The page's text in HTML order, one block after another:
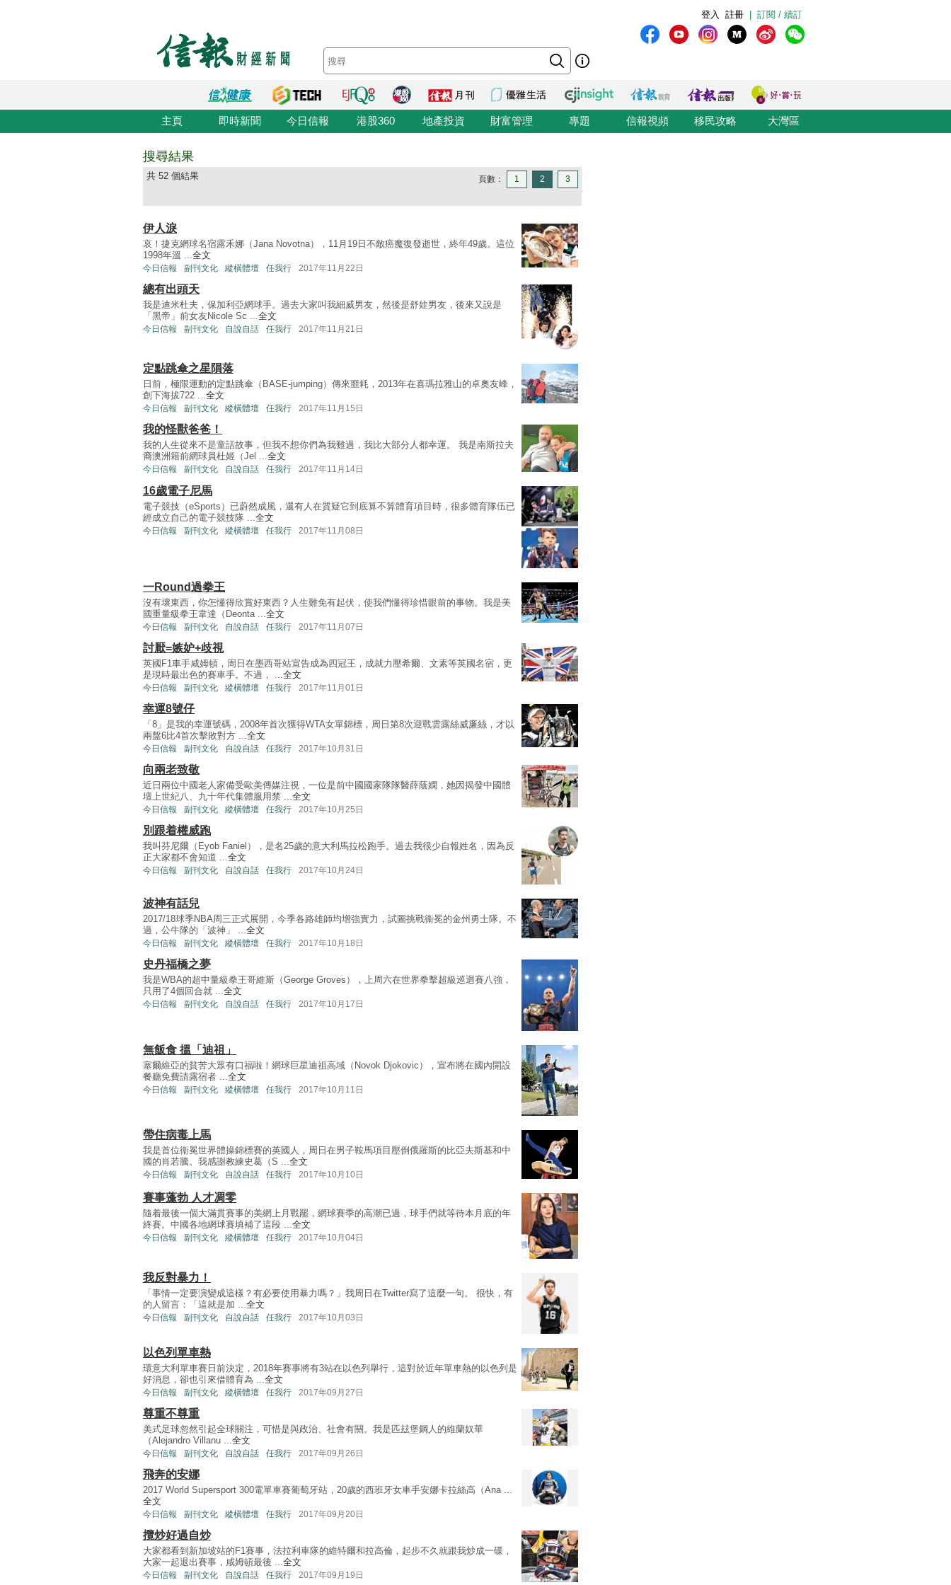
訂閱 / 續訂
註冊
登入
主頁 即時新聞 今日信報 港股360 地產投資 財富管理 專題 信報視頻 移民攻略 大灣區
搜尋結果
共 52 個結果 頁數： 1 2 3
伊人淚
哀！捷克網球名宿露禾娜（Jana Novotna），11月19日不敵癌魔復發逝世，終年49歲。這位
1998年溫 ...全文
今日信報 副刊文化 縱橫體壇 任我行 2017年11月22日
總有出頭天
我是迪米杜夫，保加利亞網球手。過去大家叫我細威男友，然後是舒娃男友，後來又說是
「黑帝」前女友Nicole Sc ...全文
今日信報 副刊文化 自說自話 任我行 2017年11月21日
定點跳傘之星隕落
日前，極限運動的定點跳傘（BASE-jumping）傳來噩耗，2013年在喜瑪拉雅山的卓奧友峰，
創下海拔722 ... 全文
今日信報 副刊文化 縱橫體壇 任我行 2017年11月15日
我的怪獸爸爸！
我的人生從來不是童話故事，但我不想你們為我難過，我比大部分人都幸運。 我是南斯拉夫
裔澳洲籍前網球員杜姬（Jel ... 全文
今日信報 副刊文化 自說自話 任我行 2017年11月14日
16歲電子尼馬
電子競技（eSports）已蔚然成風，還有人在質疑它到底算不算體育項目時，很多體育隊伍已
經成立自己的電子競技隊 ...全文
今日信報 副刊文化 縱橫體壇 任我行 2017年11月08日
一Round過拳王
沒有壞東西，你怎懂得欣賞好東西？人生難免有起伏，使我們懂得珍惜眼前的事物。我是美
國重量級拳王韋達（Deonta ...全文
今日信報 副刊文化 自說自話 任我行 2017年11月07日
討厭=嫉妒+歧視
英國F1車手咸姆頓，周日在墨西哥站宣告成為四冠王，成就力壓希爾、文素等英國名宿，更
是現時最出色的賽車手。不過， ...全文
今日信報 副刊文化 縱橫體壇 任我行 2017年11月01日
幸運8號仔
「8」是我的幸運號碼，2008年首次獲得WTA女單錦標，周日第8次迎戰雲露絲威廉絲，才以
兩盤6比4首次擊敗對方 ...全文
今日信報 副刊文化 自說自話 任我行 2017年10月31日
向兩老致敬
近日兩位中國老人家備受歐美傳媒注視，一位是前中國國家隊隊醫薛蔭嫻，她因揭發中國體
壇上世紀八、九十年代集體服用禁 ...全文
今日信報 副刊文化 縱橫體壇 任我行 2017年10月25日
別跟着權威跑
我叫芬尼爾（Eyob Faniel），是名25歲的意大利馬拉松跑手。過去我很少自報姓名，因為反
正大家都不會知道 ...全文
今日信報 副刊文化 自說自話 任我行 2017年10月24日
波神有話兒
2017/18球季NBA周三正式展開，今季各路雄師均增強實力，試圖挑戰衞冕的金州勇士隊。不
過，公牛隊的「波神」 ... 全文
今日信報 副刊文化 縱橫體壇 任我行 2017年10月18日
史丹福橋之夢
我是WBA的超中量級拳王哥維斯（George Groves），上周六在世界拳擊超級巡迴賽八強，
只用了4個回合就 ... 全文
今日信報 副刊文化 自說自話 任我行 2017年10月17日
無飯食 搵「迪祖」
塞爾維亞的貧苦大眾有口福啦！網球巨星迪祖高域（Novok Djokovic），宣布將在國內開設
餐廳免費請露宿者 ... 全文
今日信報 副刊文化 縱橫體壇 任我行 2017年10月11日
帶住病毒上馬
我是首位衞冕世界體操錦標賽的英國人，周日在男子鞍馬項目壓倒俄羅斯的比亞夫斯基和中
國的肖若騰。我感謝教練史葛（S ... 全文
今日信報 副刊文化 自說自話 任我行 2017年10月10日
賽事蓬勃 人才凋零
隨着最後一個大滿貫賽事的美網上月戰罷，網球賽季的高潮已過，球手們就等待本月底的年
終賽。中國各地網球賽填補了這段 ... 全文
今日信報 副刊文化 縱橫體壇 任我行 2017年10月04日
我反對暴力！
「事情一定要演變成這樣？有必要使用暴力嗎？」我周日在Twitter寫了這麼一句。 很快，有
的人留言：「這就是加 ... 全文
今日信報 副刊文化 自說自話 任我行 2017年10月03日
以色列單車熱
環意大利單車賽日前決定，2018年賽事將有3站在以色列舉行，這對於近年單車熱的以色列是
好消息，卻也引來借體育為 ... 全文
今日信報 副刊文化 縱橫體壇 任我行 2017年09月27日
尊重不尊重
美式足球忽然引起全球關注，可惜是與政治、社會有關。我是匹玆堡鋼人的維蘭奴華
（Alejandro Villanu ... 全文
今日信報 副刊文化 自說自話 任我行 2017年09月26日
飛奔的安娜
2017 World Supersport 300電單車賽葡萄牙站，20歲的西班牙女車手安娜卡拉絲高（Ana ...
全文
今日信報 副刊文化 縱橫體壇 任我行 2017年09月20日
攬炒好過自炒
大家都看到新加坡站的F1賽事，法拉利車隊的維特爾和拉高倫，起步不久就跟我炒成一碟，
大家一起退出賽事，咸姆頓最後 ... 全文
今日信報 副刊文化 自說自話 任我行 2017年09月19日